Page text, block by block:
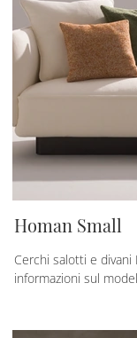
Homan Small
Cerchi salotti e
informazioni sul